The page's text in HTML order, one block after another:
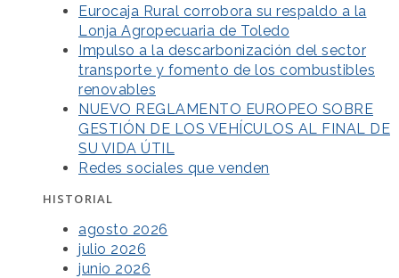
Eurocaja Rural corrobora su respaldo a la
Lonja Agropecuaria de Toledo
Impulso a la descarbonización del sector
transporte y fomento de los combustibles
renovables
NUEVO REGLAMENTO EUROPEO SOBRE
GESTIÓN DE LOS VEHÍCULOS AL FINAL DE
SU VIDA ÚTIL
Redes sociales que venden
HISTORIAL
agosto 2026
julio 2026
junio 2026